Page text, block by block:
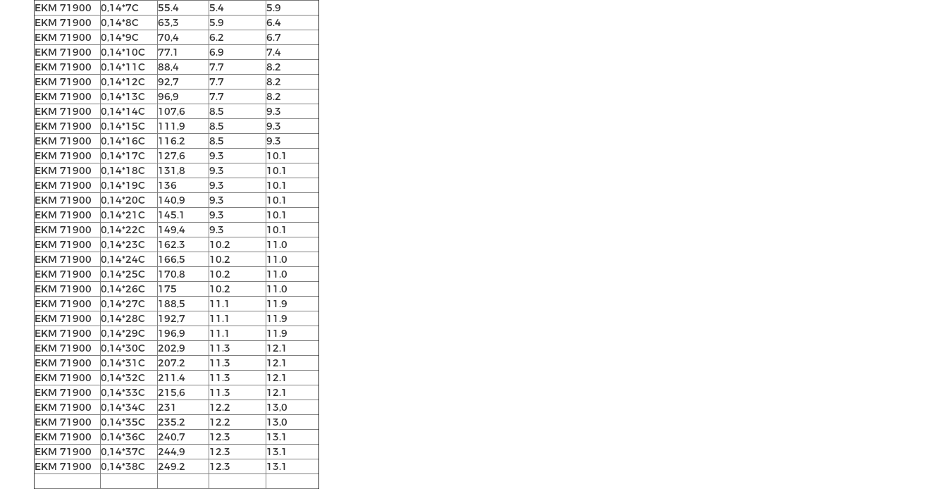
EKM 71900
0,14*7C 55.4 5.4
5.9
EKM 71900
0,14*8C 63,3 5.9
6.4
EKM 71900
0,14*9C 70,4 6.2
6.7
EKM 71900
0,14*10C 77.1 6.9
7.4
EKM 71900
0,14*11C 88,4 7.7
8.2
EKM 71900
0,14*12C 92,7 7.7
8.2
EKM 71900
0,14*13C 96,9 7.7
8.2
EKM 71900
0,14*14C 107,6 8.5
9.3
EKM 71900
0,14*15C 111,9 8.5
9.3
EKM 71900
0,14*16C 116.2 8.5
9.3
EKM 71900
0,14*17C 127,6 9.3
10.1
EKM 71900
0,14*18C 131,8 9.3
10.1
EKM 71900
0,14*19C 136 9.3
10.1
EKM 71900
0,14*20C 140,9 9.3
10.1
EKM 71900
0,14*21C 145.1 9.3
10.1
EKM 71900
0,14*22C 149,4 9.3
10.1
EKM 71900
0,14*23C 162.3 10.2
11.0
EKM 71900
0,14*24C 166,5 10.2
11.0
EKM 71900
0,14*25C 170,8 10.2
11.0
EKM 71900
0,14*26C 175 10.2
11.0
EKM 71900
0,14*27C 188,5 11.1
11.9
EKM 71900
0,14*28C 192,7 11.1
11.9
EKM 71900
0,14*29C 196,9 11.1
11.9
EKM 71900
0,14*30C 202,9 11.3
12.1
EKM 71900
0,14*31C 207.2 11.3
12.1
EKM 71900
0,14*32C 211.4 11.3
12.1
EKM 71900
0,14*33C 215,6 11.3
12.1
EKM 71900
0,14*34C 231 12.2
13,0
EKM 71900
0,14*35C 235.2 12.2
13,0
EKM 71900
0,14*36C 240,7 12.3
13.1
EKM 71900
0,14*37C 244,9 12.3
13.1
EKM 71900
0,14*38C 249.2 12.3 13.1